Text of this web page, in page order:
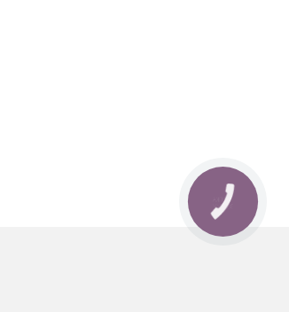
КНОПКА
ЗВ'ЯЗКУ